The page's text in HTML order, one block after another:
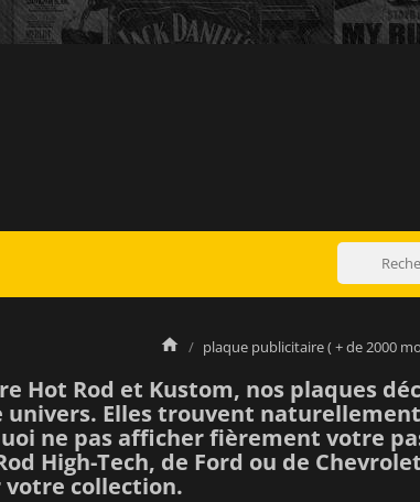
plaque publicitaire ( + de 2000
Hot Rod et Kustom, nos plaques
Elles trouvent
ne pas afficher fièrement votre
High-Tech, de Ford ou de Chevrolet
collection.